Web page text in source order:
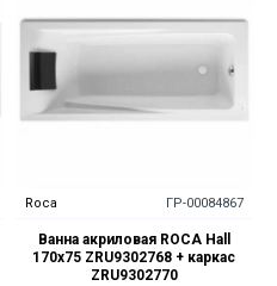
Roca ГР-00084867
Ванна акриловая ROCA Hall
170х75 ZRU9302768 + каркас
ZRU9302770